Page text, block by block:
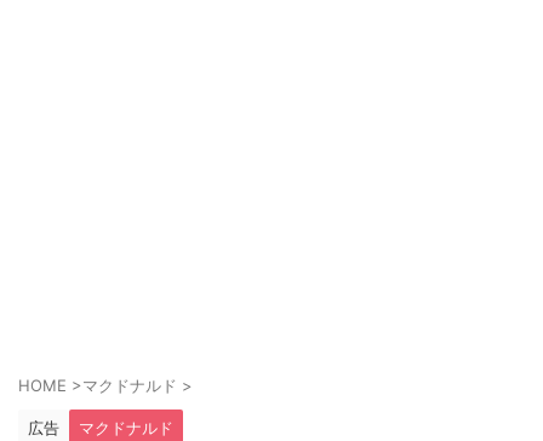
HOME >マクドナルド >
広告 マクドナルド